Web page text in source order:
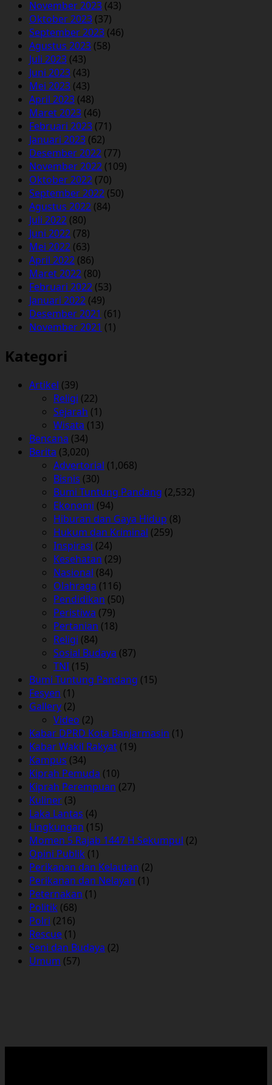
November 2023 (43)
Oktober 2023 (37)
September 2023 (46)
Agustus 2023 (58)
Juli 2023 (43)
Juni 2023 (43)
Mei 2023 (43)
April 2023 (48)
Maret 2023 (46)
Februari 2023 (71)
Januari 2023 (62)
Desember 2022 (77)
November 2022 (109)
Oktober 2022 (70)
September 2022 (50)
Agustus 2022 (84)
Juli 2022 (80)
Juni 2022 (78)
Mei 2022 (63)
April 2022 (86)
Maret 2022 (80)
Februari 2022 (53)
Januari 2022 (49)
Desember 2021 (61)
November 2021 (1)
Kategori
Artikel (39)
Religi (22)
Sejarah (1)
Wisata (13)
Bencana (34)
Berita (3,020)
Advertorial (1,068)
Bisnis (30)
Bumi Tuntung Pandang (2,532)
Ekonomi (94)
Hiburan dan Gaya Hidup (8)
Hukum dan Kriminal (259)
Inspirasi (24)
Kesehatan (29)
Nasional (84)
Olahraga (116)
Pendidikan (50)
Peristiwa (79)
Pertanian (18)
Religi (84)
Sosial Budaya (87)
TNI (15)
Bumi Tuntung Pandang (15)
Fesyen (1)
Gallery (2)
Video (2)
Kabar DPRD Kota Banjarmasin (1)
Kabar Wakil Rakyat (19)
Kampus (34)
Kiprah Pemuda (10)
Kiprah Perempuan (27)
Kuliner (3)
Laka Lantas (4)
Lingkungan (15)
Momen 5 Rajab 1447 H Sekumpul (2)
Opini Publik (1)
Perikanan dan Kelautan (2)
Perikanan dan Nelayan (1)
Peternakan (1)
Politik (68)
Polri (216)
Rescue (1)
Seni dan Budaya (2)
Umum (57)